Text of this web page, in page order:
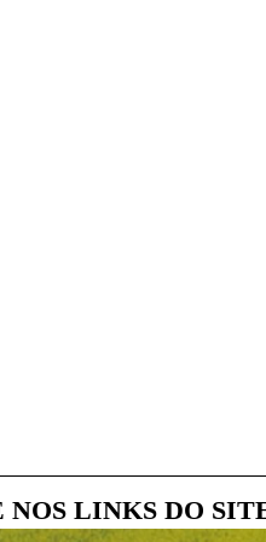
NOS LINKS DO